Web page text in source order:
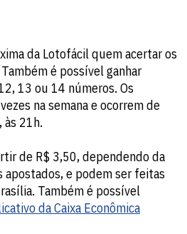
da Lotofácil quem acertar os
é possível ganhar
13 ou 14 números. Os
na semana e ocorrem de
às 21h.
de R$ 3,50, dependendo da
e podem ser feitas
Também é possível
da Caixa Econômica